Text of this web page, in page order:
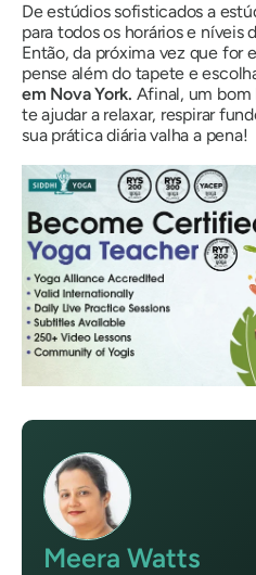
De estúdios sofisticados a
para todos os horários e
Então, da próxima vez que for
pense além do tapete e
em Nova York. Afinal, um bom
te ajudar a relaxar, respirar
sua prática diária valha a pena!
Meera Watts